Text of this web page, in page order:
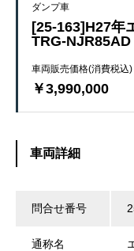
ダンプ車
[25-163]H27年
TRG-NJR85AD
車両販売価格(消費税込)
￥3,990,000
車両詳細
問合せ番号
通称名